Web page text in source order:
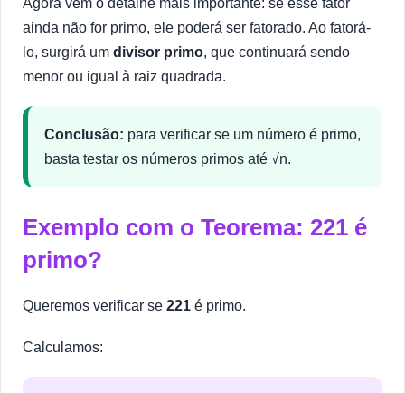
ainda não for primo, ele poderá ser fatorado. Ao fatorá-
lo, surgirá um divisor primo, que continuará sendo
menor ou igual à raiz quadrada.
Conclusão: para verificar se um número é primo,
basta testar os números primos até √n.
Exemplo com o Teorema: 221 é
primo?
Queremos verificar se 221 é primo.
Calculamos: